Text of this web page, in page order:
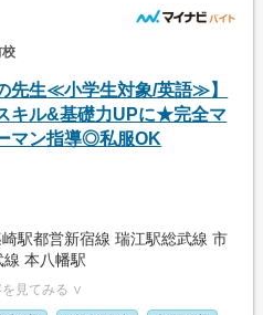
先生≪小学生対象/英語≫】
キル&基礎力UPに★完全マ
マン指導◎私服OK
駅都営新宿線 瑞江駅総武線 市
本八幡駅
見てみる ∨